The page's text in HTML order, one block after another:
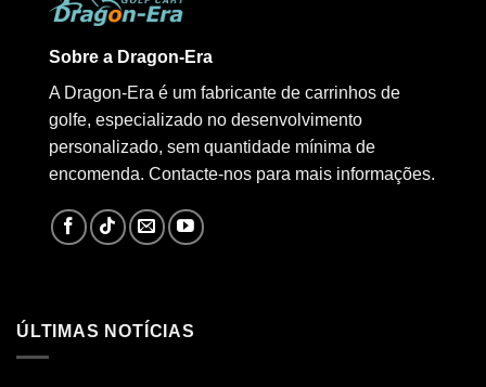
Sobre a Dragon-Era
A Dragon-Era é um fabricante de carrinhos de
golfe, especializado no desenvolvimento
personalizado, sem quantidade mínima de
encomenda. Contacte-nos para mais informações.
ÚLTIMAS NOTÍCIAS